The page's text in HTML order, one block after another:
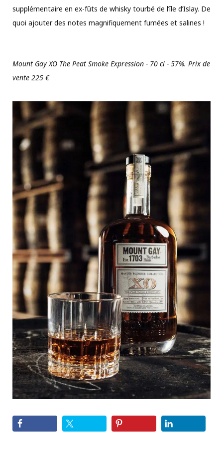
supplémentaire en ex-fûts de whisky tourbé de l’île d’Islay. De
quoi ajouter des notes magnifiquement fumées et salines !
Mount Gay XO The Peat Smoke Expression - 70 cl - 57%. Prix de
vente 225 €